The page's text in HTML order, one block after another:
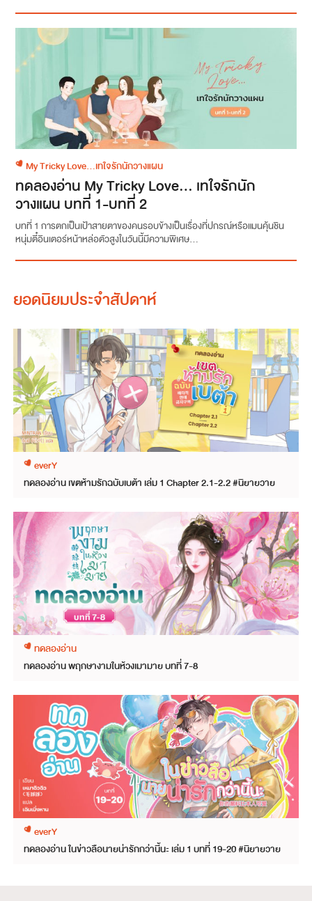
My Tricky Love...เทใจรักนักวางแผน
ทดลองอ่าน My Tricky Love… เทใจรักนัก
วางแผน บทที่ 1-บทที่ 2
บทที่ 1 การตกเป็นเป้าสายตาของคนรอบข้างเป็นเรื่องที่ปกรณ์หรือแมนคุ้นชิน
หนุ่มตี๋อินเตอร์หน้าหล่อตัวสูงในวันนี้มีความพิเศษ...
ยอดนิยมประจำสัปดาห์
everY
ทดลองอ่าน เขตห้ามรักฉบับเบต้า เล่ม 1 Chapter 2.1-2.2 #นิยายวาย
ทดลองอ่าน
ทดลองอ่าน พฤกษางามในห้วงเมามาย บทที่ 7-8
everY
ทดลองอ่าน ในข่าวลือนายน่ารักกว่านี้นะ เล่ม 1 บทที่ 19-20 #นิยายวาย